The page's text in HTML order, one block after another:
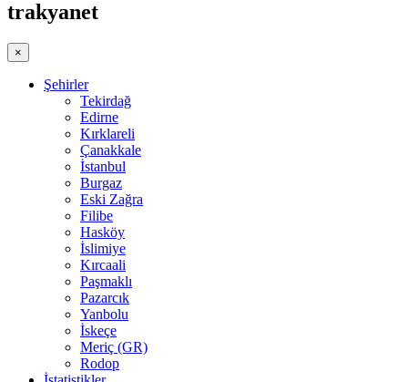
trakyanet
×
Şehirler
Tekirdağ
Edirne
Kırklareli
Çanakkale
İstanbul
Burgaz
Eski Zağra
Filibe
Hasköy
İslimiye
Kırcaali
Paşmaklı
Pazarcık
Yanbolu
İskeçe
Meriç (GR)
Rodop